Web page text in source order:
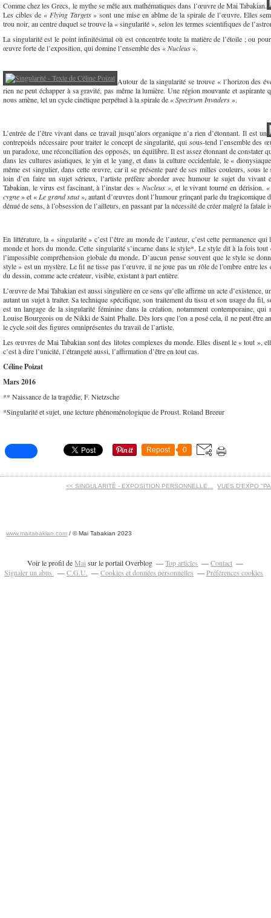
Comme chez les Grecs, le mythe se mêle aux mathématiques dans l’œuvre de Mai Tabakian.
Les cibles de « Flying Targets» sont une mise en abîme de la spirale de l’œuvre. Elles
trou noir, au centre duquel se trouve la « singularité », selon les termes scientifiques de
La singularité est le point infinitésimal où est concentrée toute la matière de l’étoile ; ou
œuvre forte de l’exposition, qui domine l’ensemble des «Nucleus».
Autour de la singularité se trouve « l’horizon des
rien ne peut échapper à sa gravité, pas même la lumière. Une région mouvante et
nous amène, tel un cycle cinétique perpétuel à la spirale de «Spectrum Invaders».
L’entrée de l’être vivant dans ce travail jusqu’alors organique n’a rien d’étonnant. Il est un
contrepoids nécessaire pour traiter le concept de singularité, qui sous-tend l’ensemble des
un paradoxe, une réconciliation des opposés, un équilibre. Il est assez étonnant de constater
dans les cultures asiatiques, le yin et le yang, et dans la culture occidentale, le «
même est singulier, dans cette œuvre, car il se présente paré de ses milles couleurs, sous
loin d’en faire un sujet sérieux, l’artiste préfère aborder avec humour le sujet du
Tabakian, le virus est fascinant, à l’instar des « Nucleus », et le vivant tourné en dérision.
cygne» et « Le grand saut», autant d’œuvres dont l’humour grinçant parle du tragicomique
dénué de sens, à l’obsession de l’ailleurs, en passant par la nécessité de créer malgré la fatale
En littérature, la « singularité » c’est l’être au monde de l’auteur, c’est cette permanence
monde et hors du monde. Cette singularité s’incarne dans le style*. Le style dit à la fois
l’impossible compréhension globale du monde. D’aucun pense souvent que le style se
style » est un mystère. Le fil ne tisse pas l’œuvre, il ne joue pas un rôle de l’ombre entre
du dessin, comme acte créateur, visible, existant à part entière.
L’œuvre de Mai Tabakian est aussi singulière en ce sens qu’elle affirme un acte d’existence,
autant un sujet à traiter. Sa technique spécifique, son traitement du tissu et son usage du fil,
est un langage de la singularité féminine dans la création, notamment contemporaine, qui
Louise Bourgeois ou de Nikki de Saint Phalle. Dès lors que l’on a posé cela, il ne peut être
le cycle soit des figures omniprésentes du travail de l’artiste.
Les œuvres de Mai Tabakian sont des litotes complexes du monde. Elles disent le « tout »,
c’est à dire l’unicité, l’étrangeté aussi, l’affirmation d’être en tout cas.
Céline Poizat
Mars 2016
** Naissance de la tragédie, F. Nietzsche
*Singularité et sujet, une lecture phénoménologique de Proust. Roland Breeur
Repost 0
<< SINGULARITÉ - EXPOSITION PERSONNELLE... VUES D'EXPO
www.maitabakian.com / © Mai Tabakian 2023
Voir le profil deMai sur le portail Overblog Top articles
Contact
Signaler un abus
C.G.U. Cookies et données personnelles Préférences cookies